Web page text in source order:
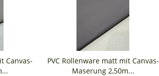
Canvas-
PVC Rollenware matt mit Canvas-
Maserung 2,50m...